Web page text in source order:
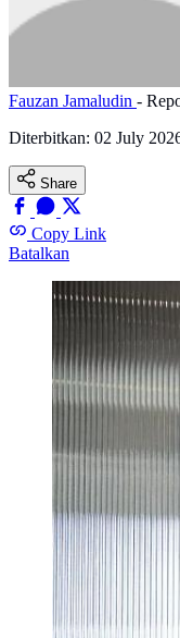
Fauzan Jamaludin -
Diterbitkan: 02 July
Share
Copy Link
Batalkan